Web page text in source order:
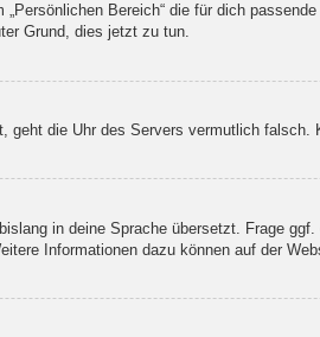
Bereich“ die für dich
Grund, dies jetzt zu tun.
die Uhr des Servers vermutlich falsch.
in deine Sprache übersetzt. Frage
Informationen dazu können auf der